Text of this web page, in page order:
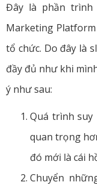
Đây là phần trình
Marketing Platform
tổ chức. Do đây là
đầy đủ như khi
ý như sau:
Quá trình suy
quan trọng
đó mới là cái
Chuyển